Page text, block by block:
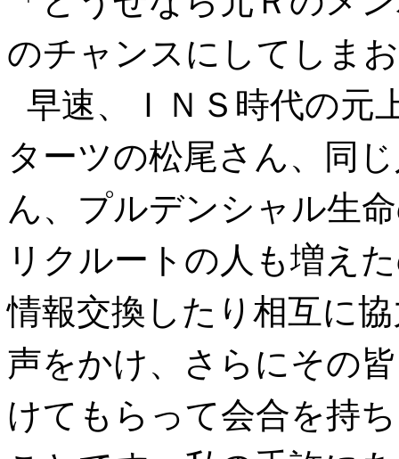
のチャンスにしてしま
早速、ＩＮＳ時代の元
ターツの松尾さん、同
ん、プルデンシャル生
リクルートの人も増え
情報交換したり相互に
声をかけ、さらにその
けてもらって会合を持